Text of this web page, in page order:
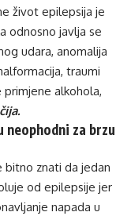
život epilepsija je
odnosno javlja se
udara, anomalija
traumi
alkohola,
neophodni za brzu
bitno znati da jedan
od epilepsije jer
napada u